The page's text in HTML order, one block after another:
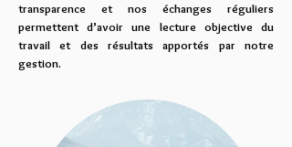
transparence et nos échanges réguliers
permettent d’avoir une lecture objective du
travail et des résultats apportés par notre
gestion.